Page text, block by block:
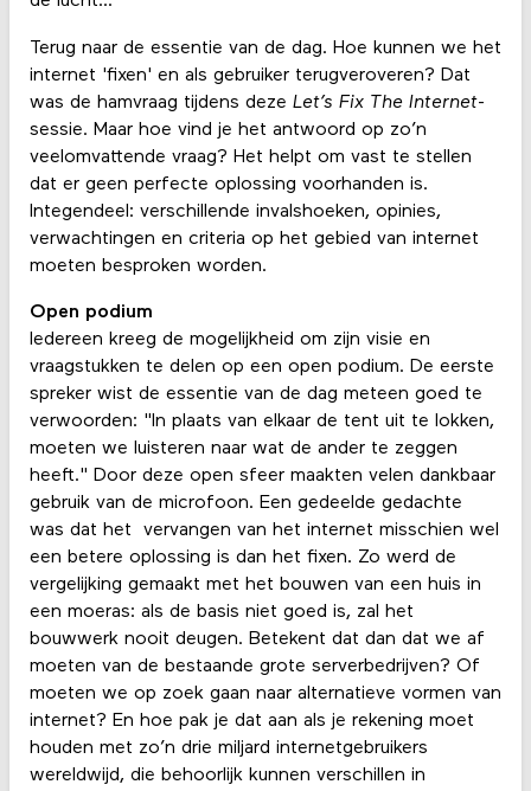
Terug naar de essentie van de dag. Hoe kunnen we het
internet 'fixen' en als gebruiker terugveroveren? Dat
was de hamvraag tijdens deze Let’s Fix The Internet-
sessie. Maar hoe vind je het antwoord op zo’n
veelomvattende vraag? Het helpt om vast te stellen
dat er geen perfecte oplossing voorhanden is.
Integendeel: verschillende invalshoeken, opinies,
verwachtingen en criteria op het gebied van internet
moeten besproken worden.
Open podium
Iedereen kreeg de mogelijkheid om zijn visie en
vraagstukken te delen op een open podium. De eerste
spreker wist de essentie van de dag meteen goed te
verwoorden: "In plaats van elkaar de tent uit te lokken,
moeten we luisteren naar wat de ander te zeggen
heeft." Door deze open sfeer maakten velen dankbaar
gebruik van de microfoon. Een gedeelde gedachte
was dat het vervangen van het internet misschien wel
een betere oplossing is dan het fixen. Zo werd de
vergelijking gemaakt met het bouwen van een huis in
een moeras: als de basis niet goed is, zal het
bouwwerk nooit deugen. Betekent dat dan dat we af
moeten van de bestaande grote serverbedrijven? Of
moeten we op zoek gaan naar alternatieve vormen van
internet? En hoe pak je dat aan als je rekening moet
houden met zo’n drie miljard internetgebruikers
wereldwijd, die behoorlijk kunnen verschillen in